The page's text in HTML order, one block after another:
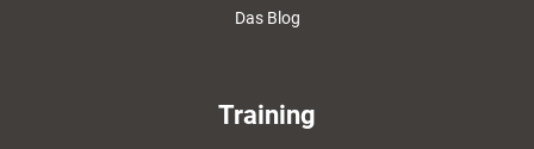
Das Blog
Training